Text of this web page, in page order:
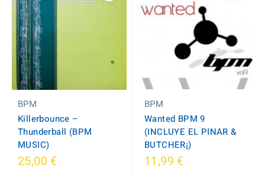
BPM
Killerbounce ‎–
Thunderball (BPM
MUSIC)
25,00 €
BPM
Wanted BPM 9
(INCLUYE EL PINAR &
BUTCHER¡)
11,99 €